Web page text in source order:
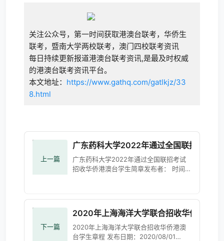
关注公众号，第一时间获取港澳台联考，华侨生
联考，暨南大学两校联考，澳门四校联考资讯
每日持续更新报道港澳台联考资讯,是最及时权威
的港澳台联考资讯平台。
本文地址： https://www.gathq.com/gatlkjz/33
8.html
上一篇
广东药科大学2022年通过全国联招考试招
广东药科大学2022年通过全国联招考试
招收华侨港澳台学生简章发布者： 时间：
下一篇
2020年上海海洋大学联合招收华侨港澳台
2020年上海海洋大学联合招收华侨港澳
台学生章程 发布日期：2020/08/01